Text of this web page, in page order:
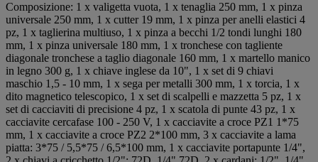
Composizione: 1 x valigetta vuota, 1 x tenaglia 250 mm, 1 x pinza
universale 250 mm, 1 x cutter 19 mm, 1 x pinza per anelli elastici 4
pz, 1 x taglierina multiuso, 1 x pinza a becchi 1/2 tondi lunghi 180
mm, 1 x pinza universale 180 mm, 1 x tronchese con tagliente
diagonale tronchese a taglio diagonale 160 mm, 1 x martello manico
in legno 300 g, 1 x chiave inglese da 10", 1 x set di 9 chiavi
maschio 1,5 - 10 mm, 1 x sega per metalli 300 mm, 1 x torcia, 1 x
dito magnetico telescopico, 1 x set di scalpelli e mazzetta 5 pz, 1 x
set di cacciaviti di precisione 4 pz, 1 x scatola di punte 43 pz, 1 x
cacciavite cercafase 100 - 250 V, 1 x cacciavite a croce PZ1 1*75
mm, 1 x cacciavite a croce PZ2 2*100 mm, 3 x cacciavite a lama
piatta: 3*75 / 5,5*75 / 6,5*100 mm, 1 x cacciavite portapunte 1/4",